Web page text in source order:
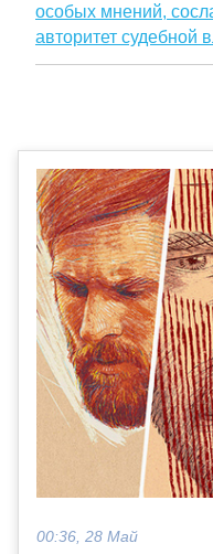
особых мнений,
авторитет судебной
00:36, 28 Май